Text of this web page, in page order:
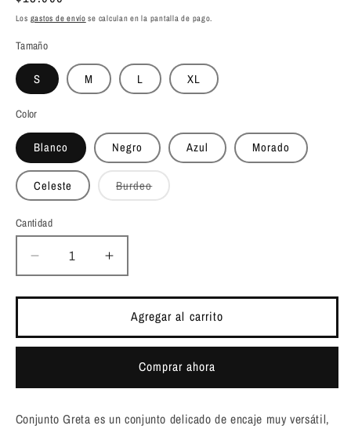
habitual
Los gastos de envío se calculan en la pantalla de pago.
Tamaño
S M L XL
Color
Blanco Negro Azul Morado
Celeste BurdeoVariante
agotada
Cantidad
Cantidad
Reducir
cantidad
para
Greta
Aumentar
cantidad
para
Conjunto
Greta
Agregar al carrito
Comprar ahora
Conjunto Greta es un conjunto delicado de encaje muy versátil,